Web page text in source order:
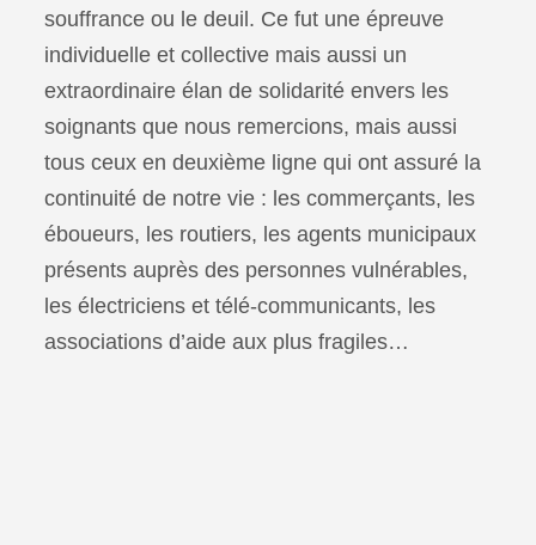
souffrance ou le deuil. Ce fut une épreuve
individuelle et collective mais aussi un
extraordinaire élan de solidarité envers les
soignants que nous remercions, mais aussi
tous ceux en deuxième ligne qui ont assuré la
continuité de notre vie : les commerçants, les
éboueurs, les routiers, les agents municipaux
présents auprès des personnes vulnérables,
les électriciens et télé-communicants, les
associations d’aide aux plus fragiles…